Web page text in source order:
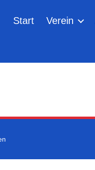
Start Verein